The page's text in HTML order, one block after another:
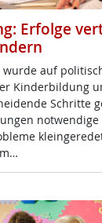
Erfolge
wur­de auf
Kin­der­bil­dung
Schrit­te